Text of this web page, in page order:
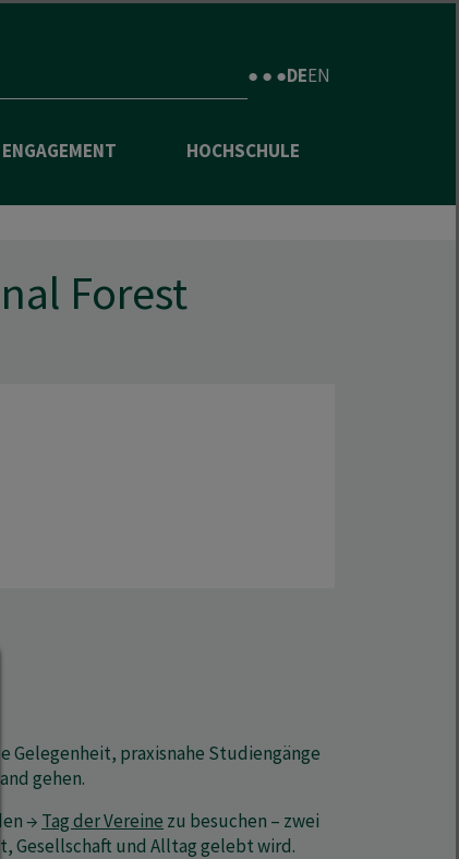
● ● ●DEEN
ENGAGEMENT HOCHSCHULE
Forest
Gelegenheit, praxisnahe Studiengänge
gehen.
→ Tag der Vereine zu besuchen – zwei
Gesellschaft und Alltag gelebt wird.